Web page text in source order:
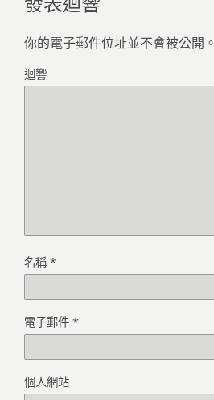
你的電子郵件位址並不會被公開。
迴響
名稱 *
電子郵件 *
個人網站